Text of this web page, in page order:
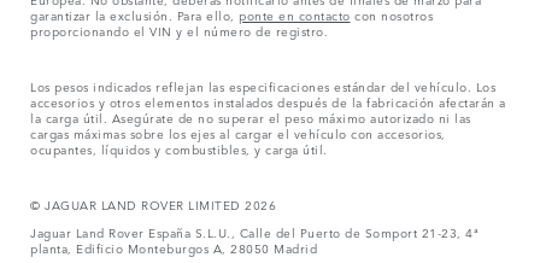
garantizar la exclusión. Para ello, ponte en contacto con nosotros
proporcionando el VIN y el número de registro.
Los pesos indicados reflejan las especificaciones estándar del vehículo. Los
accesorios y otros elementos instalados después de la fabricación afectarán a
la carga útil. Asegúrate de no superar el peso máximo autorizado ni las
cargas máximas sobre los ejes al cargar el vehículo con accesorios,
ocupantes, líquidos y combustibles, y carga útil.
© JAGUAR LAND ROVER LIMITED 2026
Jaguar Land Rover España S.L.U., Calle del Puerto de Somport 21-23, 4ª
planta, Edificio Monteburgos A, 28050 Madrid